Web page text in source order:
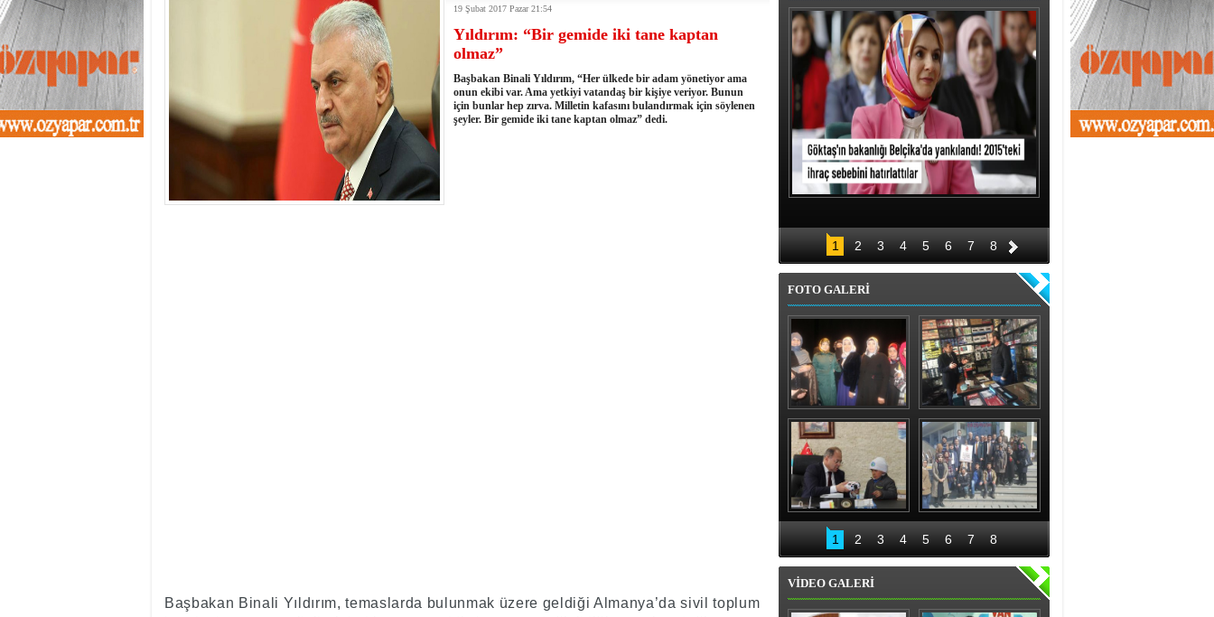
13:01- Sekmen oyunu kullandı
12:46- Erzurum 2019 Yerel Seçim Seçim Sonuçları
11:33
- Canan Uçar projelerini açıkladı
11:27- Uçar: Çılgın projem şehri Mehmet Sekmen'den kurtarmak!
11:02- AK Parti'de sıra belediye meclis üyesi adaylarında
10:54- CHP'nin İstanbul'da 11 ilçe adayı daha belli oldu
10:20- CHP'nin Ümraniye adayı Aykut Erdoğdu oldu
- Gürsel Tekin CHP'den istifa etti
- DEM Parti'de ön seçim tamamlandı: Erzurum'da 4 ilçede sandığa gidildi
19 Şubat 2017 Pazar 21:54
Yıldırım: “Bir gemide iki tane kaptan
olmaz”
Başbakan Binali Yıldırım, “Her ülkede bir adam yönetiyor ama
onun ekibi var. Ama yetkiyi vatandaş bir kişiye veriyor. Bunun
için bunlar hep zırva. Milletin kafasını bulandırmak için söylenen
şeyler. Bir gemide iki tane kaptan olmaz” dedi.
Başbakan Binali Yıldırım, temaslarda bulunmak üzere geldiği Almanya’da sivil toplum
1 2 3 4 5 6 7 8
FOTO GALERİ
Hınıslı kadınlardan
'evet' sözü
Recep Aydın ve ekibi
geceli gündüzlü
çalışıyor
Bakan Akdağ
Oltu’da
Palandöken İlçe
Başkanlığından 15
Temmuz kahraman
kadınlar sergisi
1 2 3 4 5 6 7 8
VİDEO GALERİ